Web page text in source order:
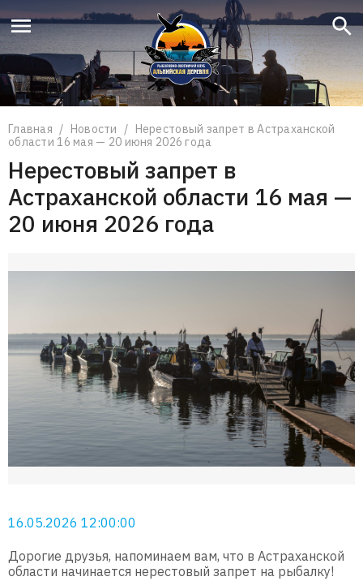
Главная / Новости / Нерестовый запрет в Астраханской
области 16 мая — 20 июня 2026 года
Нерестовый запрет в
Астраханской области 16 мая —
20 июня 2026 года
16.05.2026 12:00:00
Дорогие друзья, напоминаем вам, что в Астраханской
области начинается нерестовый запрет на рыбалку!
Что вы ищете?
Поиск